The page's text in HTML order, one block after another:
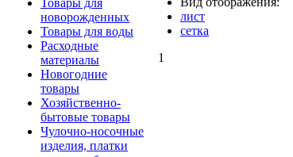
новорожденных
Товары для воды
Расходные
материалы
Новогодние
товары
Хозяйственно-
бытовые товары
Чулочно-носочные
изделия, платки
лист
сетка
1